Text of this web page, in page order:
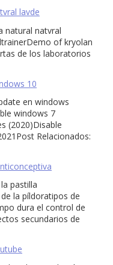
lavde
natural natvral
of kryolan
de los laboratorios
10
en windows
windows 7
(2020)Disable
Relacionados:
pastilla
la píldoratipos de
dura el control de
secundarios de